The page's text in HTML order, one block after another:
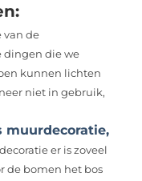
van de
dingen die we
kunnen lichten
niet in gebruik,
muurdecoratie,
er is zoveel
de bomen het bos